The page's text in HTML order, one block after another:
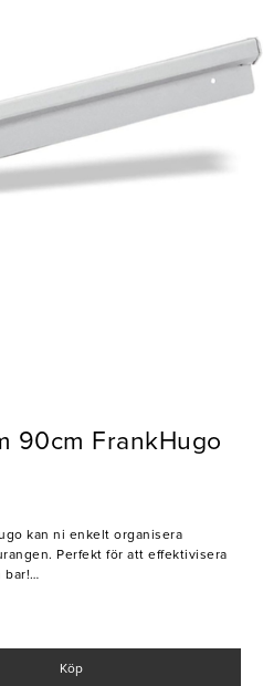
90cm FrankHugo
kan ni enkelt organisera
Perfekt för att effektivisera
bar!
med skruv eller lim
Köp